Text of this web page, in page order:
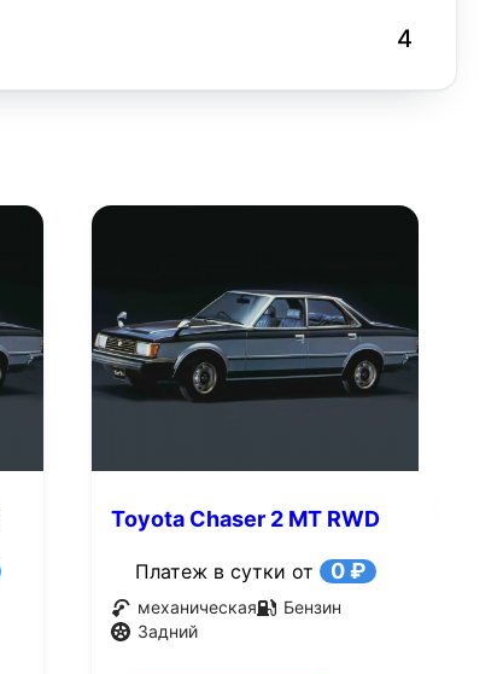
4
Toyota Chaser 2 MT RWD
Платеж в сутки от 0 ₽
механическая
Бензин
Задний